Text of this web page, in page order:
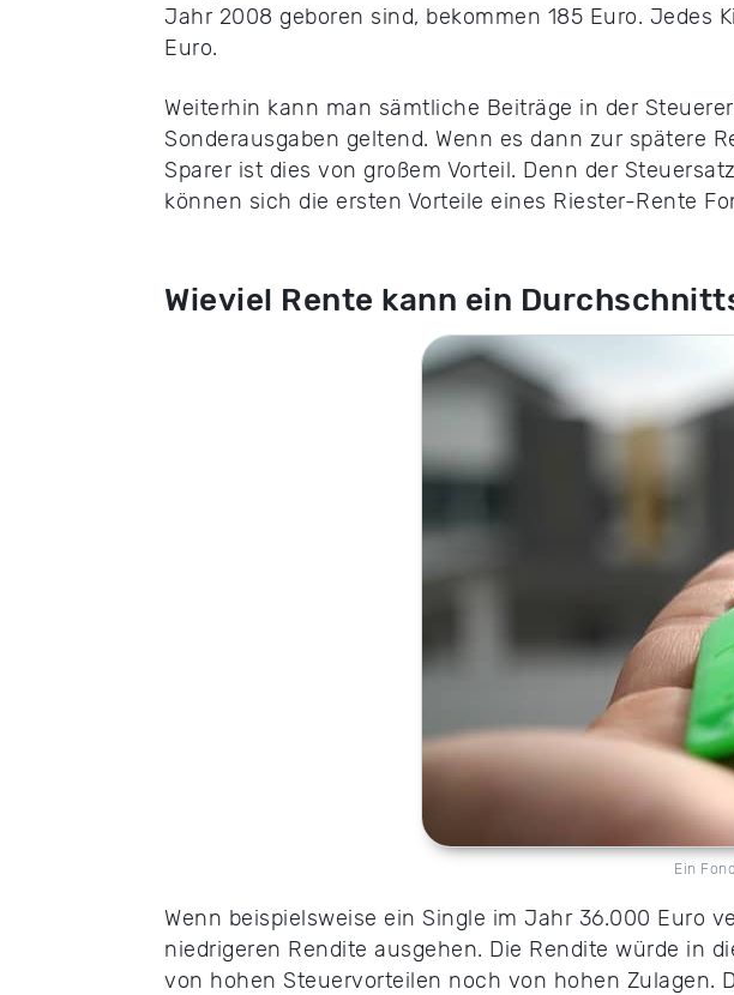
Jahr 2008 geboren sind, bekommen 185 Euro. Jedes
Euro.
Weiterhin kann man sämtliche Beiträge in der
Sonderausgaben geltend. Wenn es dann zur spätere
Sparer ist dies von großem Vorteil. Denn der
können sich die ersten Vorteile eines Riester-Rente
Wieviel Rente kann ein
Ein
Wenn beispielsweise ein Single im Jahr 36.000 Euro
niedrigeren Rendite ausgehen. Die Rendite würde in
von hohen Steuervorteilen noch von hohen Zulagen.